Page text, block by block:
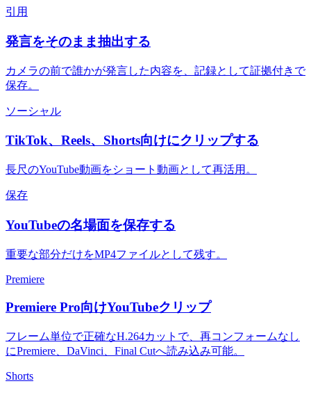
引用
発言をそのまま抽出する
カメラの前で誰かが発言した内容を、記録として証拠付きで
保存。
ソーシャル
TikTok、Reels、Shorts向けにクリップする
長尺のYouTube動画をショート動画として再活用。
保存
YouTubeの名場面を保存する
重要な部分だけをMP4ファイルとして残す。
Premiere
Premiere Pro向けYouTubeクリップ
フレーム単位で正確なH.264カットで、再コンフォームなし
にPremiere、DaVinci、Final Cutへ読み込み可能。
Shorts